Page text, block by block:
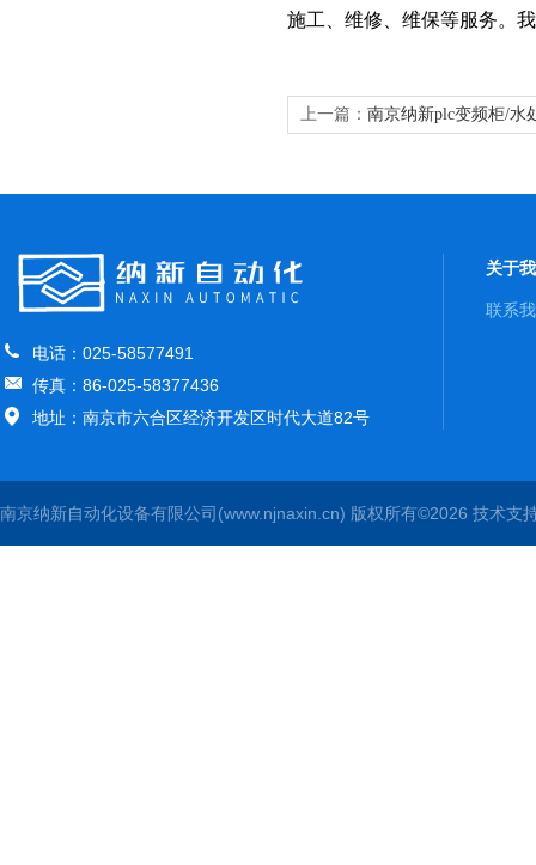
施工、维修、维保等服务。
上一篇： 南京纳新plc变频柜/水
电话：025-58577491
传真：86-025-58377436
地址：南京市六合区经济开发区时代大道82号
关于
联系
南京纳新自动化设备有限公司(www.njnaxin.cn) 版权所有©2026 技术支